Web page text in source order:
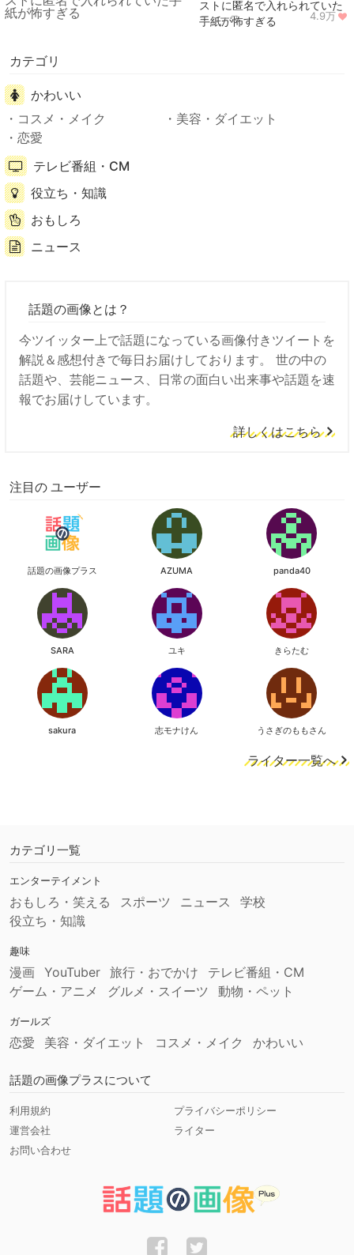
ストに匿名で入れられていた
手紙が怖すぎる
ニュース 4.9万
カテゴリ
かわいい
コスメ・メイク
美容・ダイエット
恋愛
テレビ番組・CM
役立ち・知識
おもしろ
ニュース
話題の画像とは？
今ツイッター上で話題になっている画像付きツイートを
解説＆感想付きで毎日お届けしております。 世の中の
話題や、芸能ニュース、日常の面白い出来事や話題を速
報でお届けしています。
詳しくはこちら
注目の ユーザー
話題の画像プラス AZUMA panda40
SARA ユキ きらたむ
sakura 志モナけん うさぎのももさん
ライター一覧へ
カテゴリ一覧
エンターテイメント
おもしろ・笑える スポーツ ニュース
学校
役立ち・知識
趣味
漫画 YouTuber 旅行・おでかけ
テレビ番組・CM
ゲーム・アニメ
グルメ・スイーツ 動物・ペット
ガールズ
恋愛 美容・ダイエット コスメ・メイク かわいい
話題の画像プラスについて
利用規約
プライバシーポリシー
運営会社
ライター
お問い合わせ